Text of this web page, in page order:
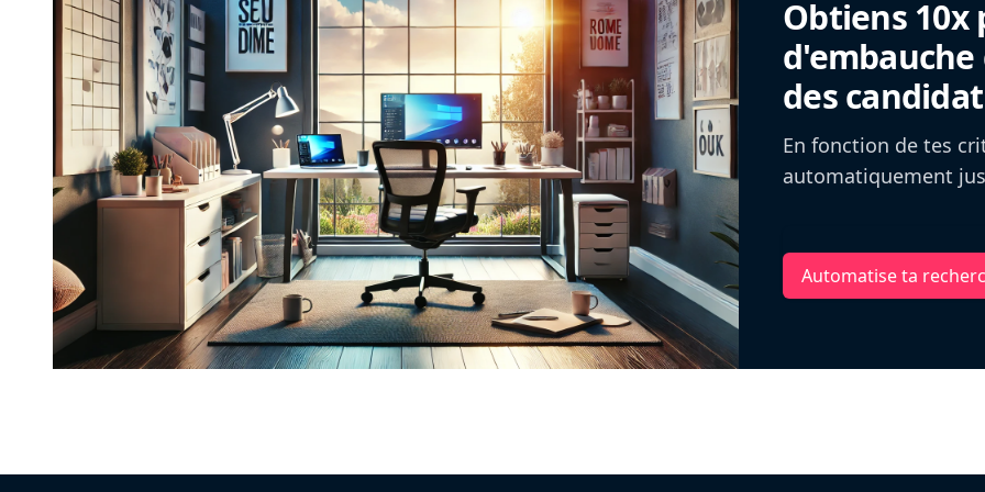
Obtiens
des
En fonction de tes
automatiquement
Automatise ta